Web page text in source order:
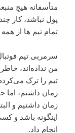
متأسفانه هیچ
پول نباشد، کار
تمام تیم ها از
سرمربی تیم
من نداده‌اند،
تیم را ترک
زمان داشتم، اما
زمان داشتیم و
اینگونه باشد و
انجام داد.